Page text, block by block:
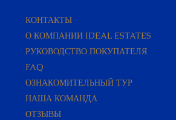
КОНТАКТЫ
О КОМПАНИИ IDEAL ESTATES
РУКОВОДСТВО ПОКУПАТЕЛЯ​
FAQ
ОЗНАКОМИТЕЛЬНЫЙ ТУР
НАША КОМАНДА
ОТЗЫВЫ